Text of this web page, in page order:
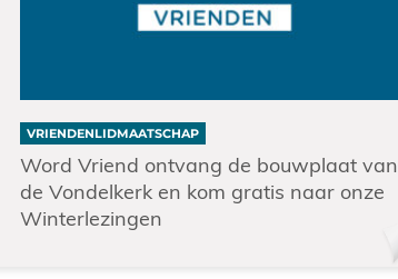
VRIENDENLIDMAATSCHAP
Word Vriend ontvang de bouwplaat van
de Vondelkerk en kom gratis naar onze
Winterlezingen